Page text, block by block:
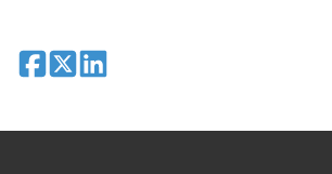
Deel op Facebook
Deel op XDeel op LinkedIn